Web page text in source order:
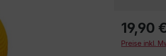
19,90
Preise inkl.